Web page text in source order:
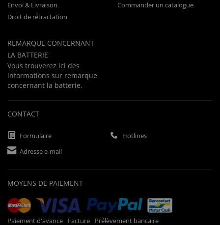
Envoi & Livraison
Droit de rétractation
REMARQUE CONCERNANT
LA BATTERIE
Vous trouverez ici des
informations sur remarque
concernant la batterie.
Commander un catalogue
CONTACT
Formulaire
Hotlines
Adresse e-mail
MOYENS DE PAIEMENT
Paiement d'avance Facture Prélèvement bancaire